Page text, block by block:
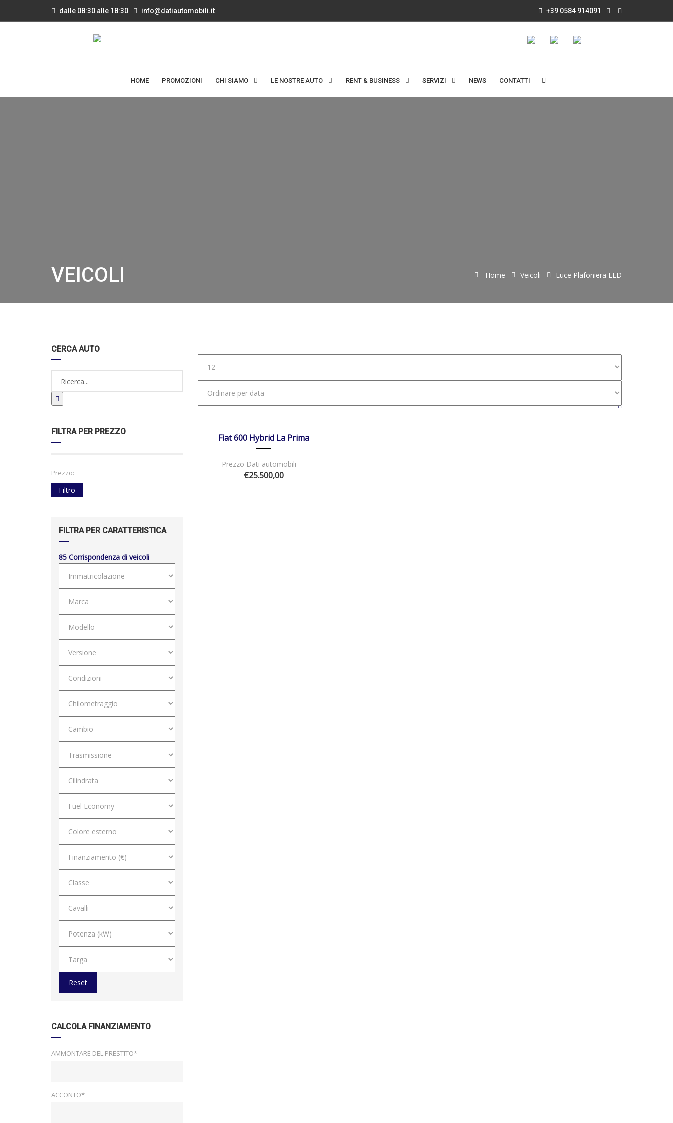
dalle 08:30 alle 18:30 info@datiautomobili.it +39 0584 914091
HOME PROMOZIONI CHI SIAMO LE NOSTRE AUTO RENT & BUSINESS SERVIZI NEWS CONTATTI
VEICOLI Home Veicoli Luce Plafoniera LED
CERCA AUTO
FILTRA PER PREZZO
Prezzo:
Filtro
FILTRA PER CARATTERISTICA
85 Corrispondenza di veicoli
Reset
CALCOLA FINANZIAMENTO
AMMONTARE DEL PRESTITO*
ACCONTO*
Fiat 600 Hybrid La Prima
Prezzo Dati automobili
€25.500,00